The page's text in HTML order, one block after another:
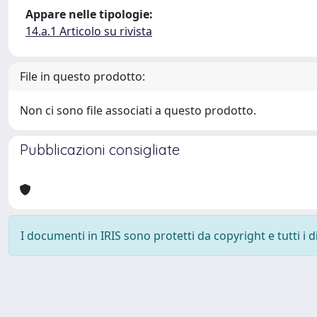
Appare nelle tipologie:
14.a.1 Articolo su rivista
File in questo prodotto:
Non ci sono file associati a questo prodotto.
Pubblicazioni consigliate
I documenti in IRIS sono protetti da copyright e tutti i